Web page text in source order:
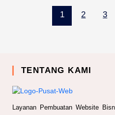
1 2 3
TENTANG KAMI
Layanan Pembuatan Website